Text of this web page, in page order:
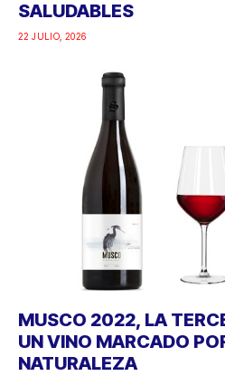
SALUDABLES
22 JULIO, 2026
MUSCO 2022, LA
UN VINO MARCADO
NATURALEZA